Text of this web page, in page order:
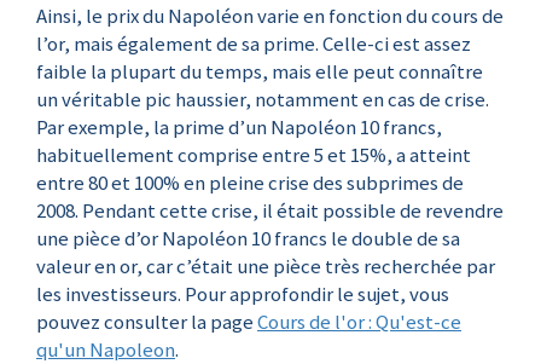
Ainsi, le prix du Napoléon varie en fonction du cours de
l’or, mais également de sa prime. Celle-ci est assez
faible la plupart du temps, mais elle peut connaître
un véritable pic haussier, notamment en cas de crise.
Par exemple, la prime d’un Napoléon 10 francs,
habituellement comprise entre 5 et 15%, a atteint
entre 80 et 100% en pleine crise des subprimes de
2008. Pendant cette crise, il était possible de revendre
une pièce d’or Napoléon 10 francs le double de sa
valeur en or, car c’était une pièce très recherchée par
les investisseurs. Pour approfondir le sujet, vous
pouvez consulter la pageCours de l'or : Qu'est-ce
qu'un Napoleon.